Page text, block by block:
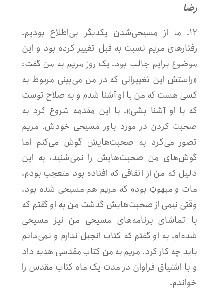
رضا
۱۲. ما از مسیحی‌شدن یکدیگر بی‌اطلاع بودیم.
رفتارهای مریم نسبت به قبل تغییر کرده بود و این
موضوع برایم جالب بود. یک روز مریم به من گفت:
«راستش این تغییراتی که در من می‌بینی مربوط به
کسی هست که من با او آشنا شدم و به صلاح توست
که با او آشنا بشی». با این مقدمه شروع کرد به
صحبت کردن در مورد باور مسیحی خودش. مریم
تصور می‌کرد به صحبت‌هایش گوش می‌کنم اما
گوش‌های من صحبت‌هایش را نمی‌شنید، به این
دلیل که من از اتفاقی که افتاده بود متعجب بودم.
مات و مبهوتِ بودم که مریم هم مسیحی شده بود.
وقتی نیمی از صحبت‌هایش گذشت من به او گفتم که
با تماشای برنامه‌های مسیحی من نیز مسیحی
شده‌ام. به او گفتم که کتاب انجیل ندارم و نمی‌دانم
باید چه کار کرد. مریم به من کتاب مقدسی هدیه داد
و با اشتیاق فراوان در مدت یک ماه کتاب مقدس را
خواندم.